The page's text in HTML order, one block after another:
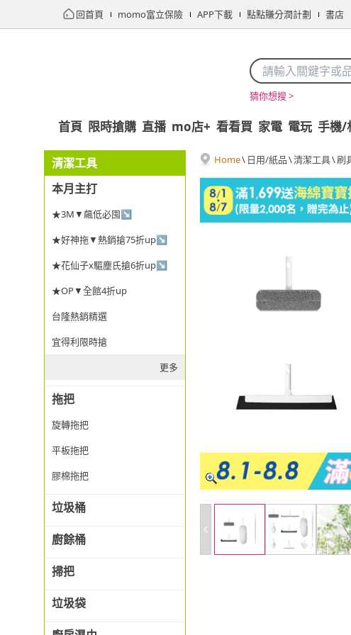
回首頁 momo富立保險 APP下載 點點賺分潤計劃 書店
猜你想搜 >
首頁 限時搶購 直播 mo店+ 看看買 家電 電玩 手機/
清潔工具
本月主打
★3M▼飆低必囤↘
★好神拖▼熱銷搶75折up↘
★花仙子x驅塵氏搶6折up↘
★OP▼全館4折up
台隆熱銷精選
宜得利限時搶
更多
拖把
旋轉拖把
平板拖把
膠棉拖把
垃圾桶
廚餘桶
掃把
垃圾袋
Home\ 日用/紙品\清潔工具\刷